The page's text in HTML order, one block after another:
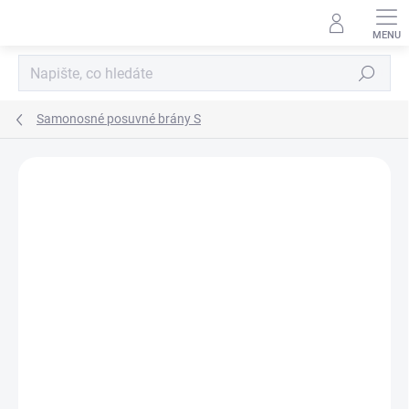
Hledat
Samonosné posuvné brány S